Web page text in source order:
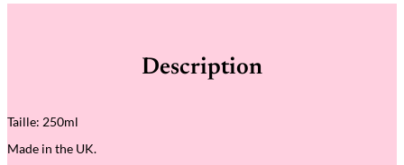
t
l
c
Description
Taille: 250ml
Made in the UK.